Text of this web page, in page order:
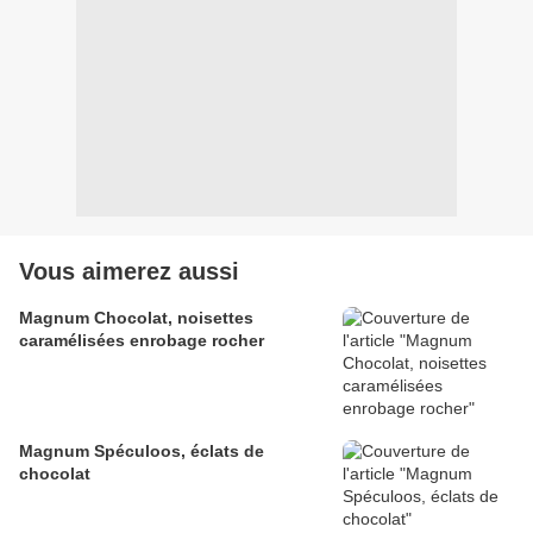
Vous aimerez aussi
Magnum Chocolat, noisettes
caramélisées enrobage rocher
Magnum Spéculoos, éclats de
chocolat